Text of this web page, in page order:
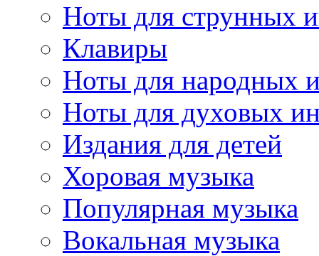
Ноты для струнных
Клавиры
Ноты для народных
Ноты для духовых
Издания для детей
Хоровая музыка
Популярная музыка
Вокальная музыка